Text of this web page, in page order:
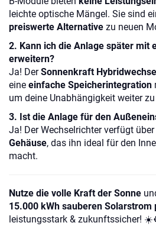
leichte optische Mängel. Sie sind
preiswerte Alternative zu neuen
2. Kann ich die Anlage später mit
erweitern?
Ja! DerSonnenkraft
eine einfache Speicherintegration
um deine Unabhängigkeit weiter
3. Ist die Anlage für den
Ja! Der Wechselrichter verfügt über
Gehäuse, das ihn ideal für den
macht.
Nutze die volle Kraft der Sonne
15.000 kWh sauberen Solarstrom
leistungsstark & zukunftssicher!